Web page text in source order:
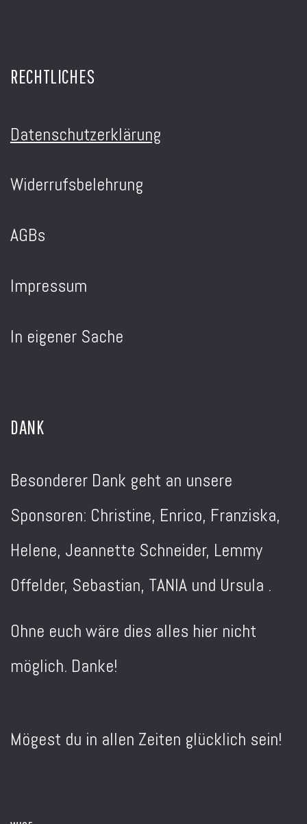
RECHTLICHES
Datenschutzerklärung
Widerrufsbelehrung
AGBs
Impressum
In eigener Sache
DANK
Besonderer Dank geht an unsere
Sponsoren: Christine, Enrico, Franziska,
Helene, Jeannette Schneider, Lemmy
Offelder, Sebastian, TANIA und Ursula .
Ohne euch wäre dies alles hier nicht
möglich. Danke!
Mögest du in allen Zeiten glücklich sein!